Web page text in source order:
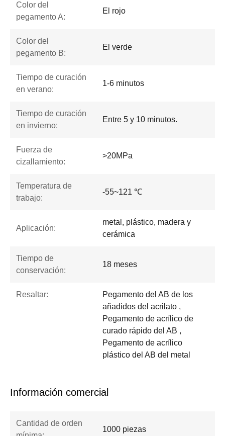
Color del
pegamento A:
El rojo
Color del
pegamento B:
El verde
Tiempo de curación
en verano:
1-6 minutos
Tiempo de curación
en invierno:
Entre 5 y 10 minutos.
Fuerza de
cizallamiento:
>20MPa
Temperatura de
trabajo:
-55~121 ℃
Aplicación:
metal, plástico, madera y
cerámica
Tiempo de
conservación:
18 meses
Resaltar:
Pegamento del AB de los
añadidos del acrilato ,
Pegamento de acrílico de
curado rápido del AB ,
Pegamento de acrílico
plástico del AB del metal
Información comercial
Cantidad de orden
1000 piezas